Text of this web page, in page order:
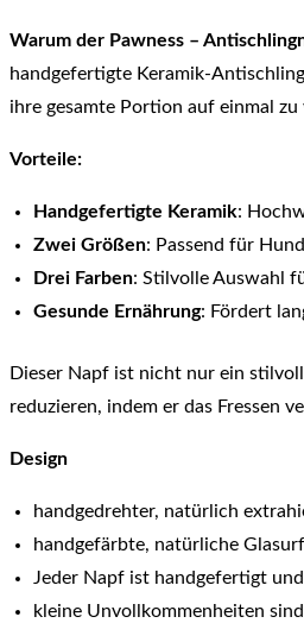
Warum der Pawness –
handgefertigte Keramik-
ihre gesamte Portion auf einmal zu
Vorteile:
Handgefertigte Keramik:
Zwei Größen: Passend für
Drei Farben: Stilvolle Auswahl
Gesunde Ernährung: Fördert
Dieser Napf ist nicht nur ein
reduzieren, indem er das Fressen
Design
handgedrehter, natürlich
handgefärbte, natürliche
Jeder Napf ist handgefertigt
kleine Unvollkommenheiten